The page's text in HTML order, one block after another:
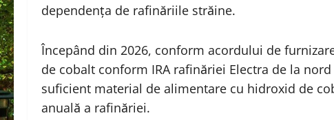
dependența de rafinăriile străine.
Începând din 2026, conform acordului de
de cobalt conform IRA rafinăriei Electra de la
suficient material de alimentare cu hidroxid de
anuală a rafinăriei.